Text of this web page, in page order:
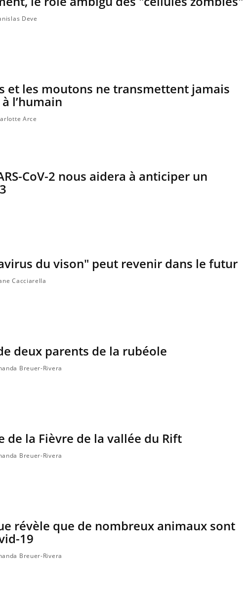
Deve
et les moutons ne transmettent jamais
l’humain
Arce
CoV-2 nous aidera à anticiper un
du vison" peut revenir dans le futur
Cacciarella
deux parents de la rubéole
Breuer-Rivera
de la Fièvre de la vallée du Rift
Breuer-Rivera
révèle que de nombreux animaux sont
19
Breuer-Rivera
patients comme parfois chez les soignants.